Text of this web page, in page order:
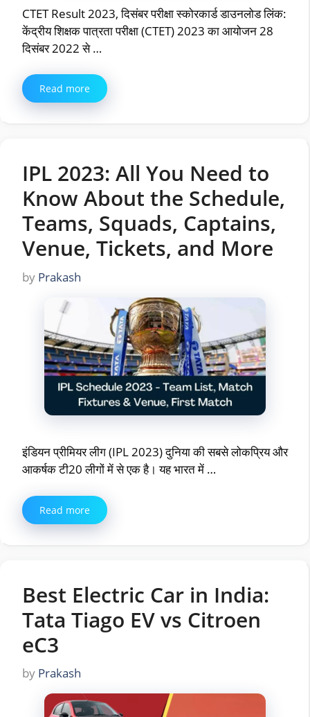
CTET Result 2023, दिसंबर परीक्षा स्कोरकार्ड डाउनलोड लिंक:
केंद्रीय शिक्षक पात्रता परीक्षा (CTET) 2023 का आयोजन 28
दिसंबर 2022 से …
Read more
IPL 2023: All You Need to
Know About the Schedule,
Teams, Squads, Captains,
Venue, Tickets, and More
by Prakash
इंडियन प्रीमियर लीग (IPL 2023) दुनिया की सबसे लोकप्रिय और
आकर्षक टी20 लीगों में से एक है। यह भारत में …
Read more
Best Electric Car in India:
Tata Tiago EV vs Citroen
eC3
by Prakash